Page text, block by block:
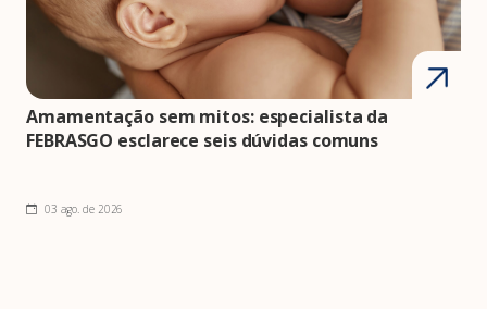
Amamentação sem mitos: especialista da
FEBRASGO esclarece seis dúvidas comuns
03 ago. de 2026